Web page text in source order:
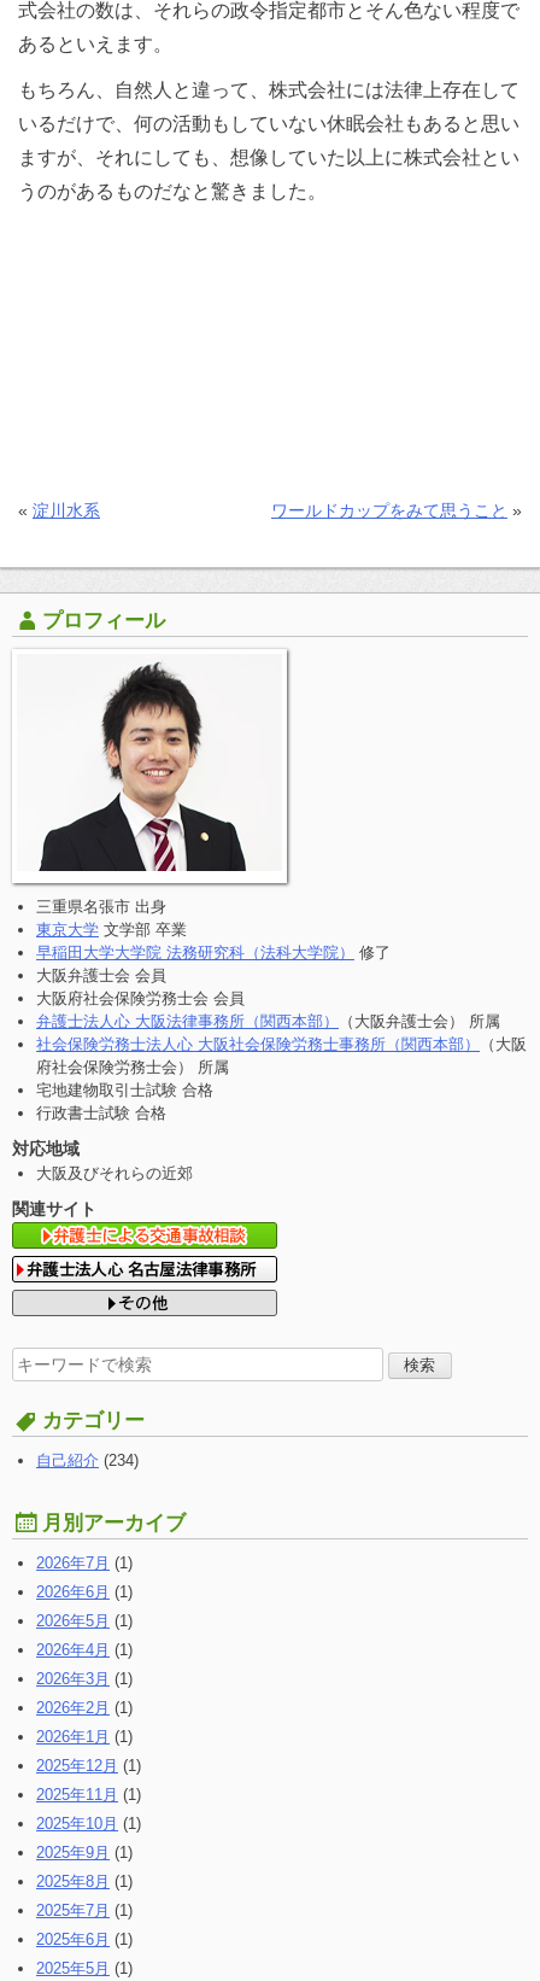
式会社の数は、それらの政令指定都市とそん色ない程度で
あるといえます。
もちろん、自然人と違って、株式会社には法律上存在して
いるだけで、何の活動もしていない休眠会社もあると思い
ますが、それにしても、想像していた以上に株式会社とい
うのがあるものだなと驚きました。
« 淀川水系 ワールドカップをみて思うこと »
プロフィール
三重県名張市 出身
東京大学 文学部 卒業
早稲田大学大学院 法務研究科（法科大学院）
修了
大阪弁護士会 会員
大阪府社会保険労務士会 会員
弁護士法人心 大阪法律事務所（関西本部）
（大阪弁護士会） 所属
社会保険労務士法人心 大阪社会保険労務士事務所（関西本部）
（大阪
府社会保険労務士会） 所属
宅地建物取引士試験 合格
行政書士試験 合格
対応地域
大阪及びそれらの近郊
関連サイト
検
索
す
る:
カテゴリー
自己紹介 (234)
月別アーカイブ
2026年7月 (1)
2026年6月 (1)
2026年5月 (1)
2026年4月 (1)
2026年3月 (1)
2026年2月 (1)
2026年1月 (1)
2025年12月 (1)
2025年11月 (1)
2025年10月 (1)
2025年9月 (1)
2025年8月 (1)
2025年7月 (1)
2025年6月 (1)
2025年5月 (1)